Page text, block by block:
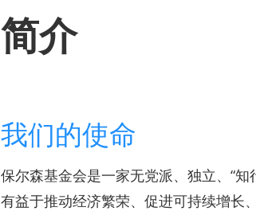
简介
我们的使命
保尔森基金会是一家无党派、独立、“
有益于推动经济繁荣、促进可持续增长